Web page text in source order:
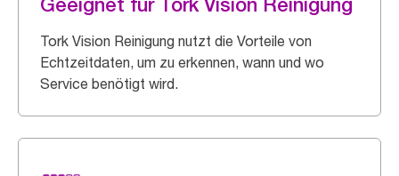
Tork Vision Reinigung nutzt die Vorteile von
Echtzeitdaten, um zu erkennen, wann und wo
Service benötigt wird.